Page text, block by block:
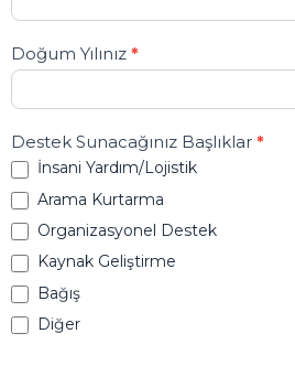
Doğum Yılınız *
Destek Sunacağınız Başlıklar *
İnsani Yardım/Lojistik
Arama Kurtarma
Organizasyonel Destek
Kaynak Geliştirme
Bağış
Diğer